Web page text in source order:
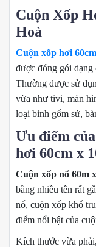
Cuộn Xốp
Hoà
Cuộn xốp hơi
được đóng gói
Thường được sử
vừa như tivi, màn
loại bình gốm sứ,
Ưu điểm
hơi 60cm x
Cuộn xốp nổ 60m
bằng nhiều tên rất
nổ, cuộn xốp khổ
điểm nổi bật của
Kích thước vừa